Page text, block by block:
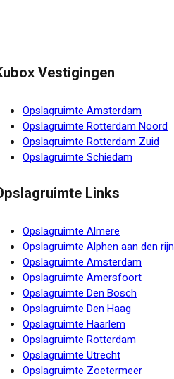
Vestigingen
Opslagruimte Amsterdam
Opslagruimte Rotterdam Noord
Opslagruimte Rotterdam Zuid
Opslagruimte Schiedam
Links
Opslagruimte Almere
Opslagruimte Alphen aan den rijn
Opslagruimte Amsterdam
Opslagruimte Amersfoort
Opslagruimte Den Bosch
Opslagruimte Den Haag
Opslagruimte Haarlem
Opslagruimte Rotterdam
Opslagruimte Utrecht
Opslagruimte Zoetermeer